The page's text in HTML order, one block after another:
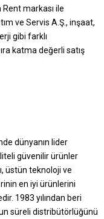
markası ile
ve Servis A.Ş., inşaat,
gibi farklı
katma değerli satış
dünyanın lider
güvenilir ürünler
üstün teknoloji ve
en iyi ürünlerini
1983 yılından beri
süreli distribütörlüğünü